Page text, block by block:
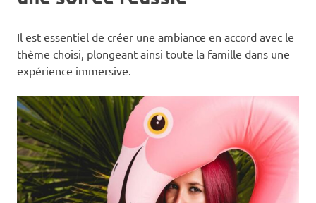
Il est essentiel de créer une ambiance en accord avec le
thème choisi, plongeant ainsi toute la famille dans une
expérience immersive.